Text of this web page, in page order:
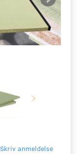
Skriv anmeldelse